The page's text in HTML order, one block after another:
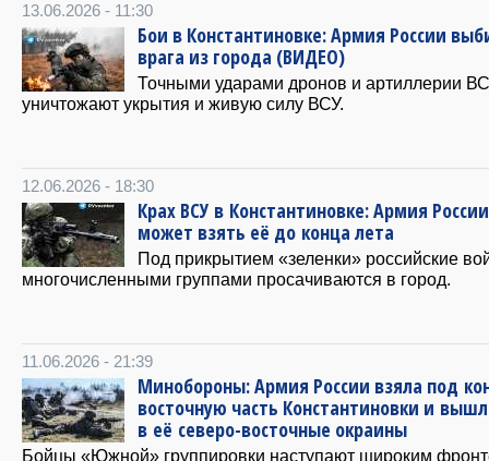
13.06.2026 - 11:30
Бои в Константиновке: Армия России
врага из города (ВИДЕО)
Точными ударами дронов и артиллерии
уничтожают укрытия и живую силу ВСУ.
12.06.2026 - 18:30
Крах ВСУ в Константиновке: Армия России
может взять её до конца лета
Под прикрытием «зеленки» российские
многочисленными группами просачиваются в город.
11.06.2026 - 21:39
Минобороны: Армия России взяла под
восточную часть Константиновки и
в её северо-восточные окраины
Бойцы «Южной» группировки наступают широким